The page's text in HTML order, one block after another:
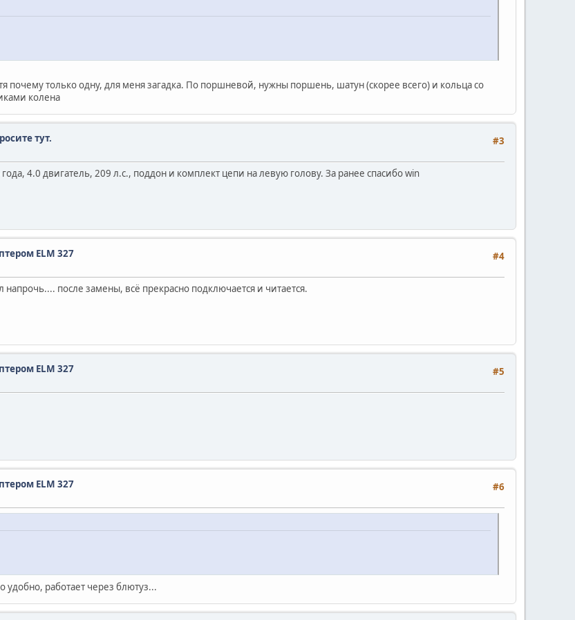
почему только одну, для меня загадка. По поршневой, нужны поршень, шатун (скорее всего) и кольца со
колена
#3
тут.
4.0 двигатель, 209 л.с., поддон и комплект цепи на левую голову. За ранее спасибо win
#4
ELM 327
после замены, всё прекрасно подключается и читается.
#5
ELM 327
#6
ELM 327
удобно, работает через блютуз...